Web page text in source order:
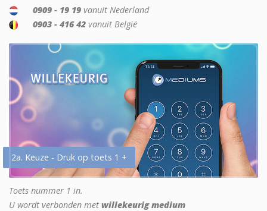
0909 - 19 19 vanuit Nederland
0903 - 416 42 vanuit België
2a. Keuze - Druk op toets 1 +
Toets nummer 1 in.
U wordt verbonden met willekeurig medium